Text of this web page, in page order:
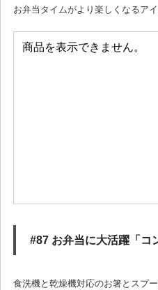
お弁当タイムがより楽しくなるア
#87 お弁当に大活躍「コ
食洗機と乾燥機対応のお箸とスプー